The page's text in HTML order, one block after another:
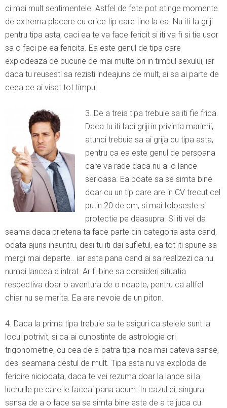
ci mai mult sentimentele. Astfel de fete pot atinge momente
de extrema placere cu orice tip care tine la ea. Nu iti fa griji
pentru tipa asta, caci ea te va face fericit si iti va fi si tie usor
sa o faci pe ea fericita. Ea este genul de tipa care
explodeaza de bucurie de mai multe ori in timpul sexului, iar
daca tu reusesti sa rezisti indeajuns de mult, ai sa ai parte de
ceea ce ai visat tot timpul.
3. De a treia tipa trebuie sa iti fie frica.
Daca tu iti faci griji in privinta marimii,
atunci trebuie sa ai grija cu tipa asta,
pentru ca ea este genul de persoana
care va rade daca nu ai o lance
serioasa. Ea poate sa se simta bine
doar cu un tip care are in CV trecut cel
putin 20 de cm, si mai foloseste si
protectie pe deasupra. Si iti vei da
seama daca prietena ta face parte din categoria asta cand,
odata ajuns inauntru, desi tu iti dai sufletul, ea tot iti spune sa
mergi mai departe.. iar asta pana cand ai sa realizezi ca nu
numai lancea a intrat. Ar fi bine sa consideri situatia
respectiva doar o aventura de o noapte, pentru ca altfel
chiar nu se merita. Ea are nevoie de un piton.
4. Daca la prima tipa trebuie sa te asiguri ca stelele sunt la
locul potrivit, si ca ai cunostinte de astrologie ori
trigonometrie, cu cea de a-patra tipa inca mai cateva sanse,
desi seamana destul de mult. Tipa asta nu va exploda de
fericire niciodata, daca te vei rezuma doar la lance si la
lucrurile pe care le faceai pana acum. In cazul ei, singura
sansa de a o face sa se simta bine este de a te juca cu